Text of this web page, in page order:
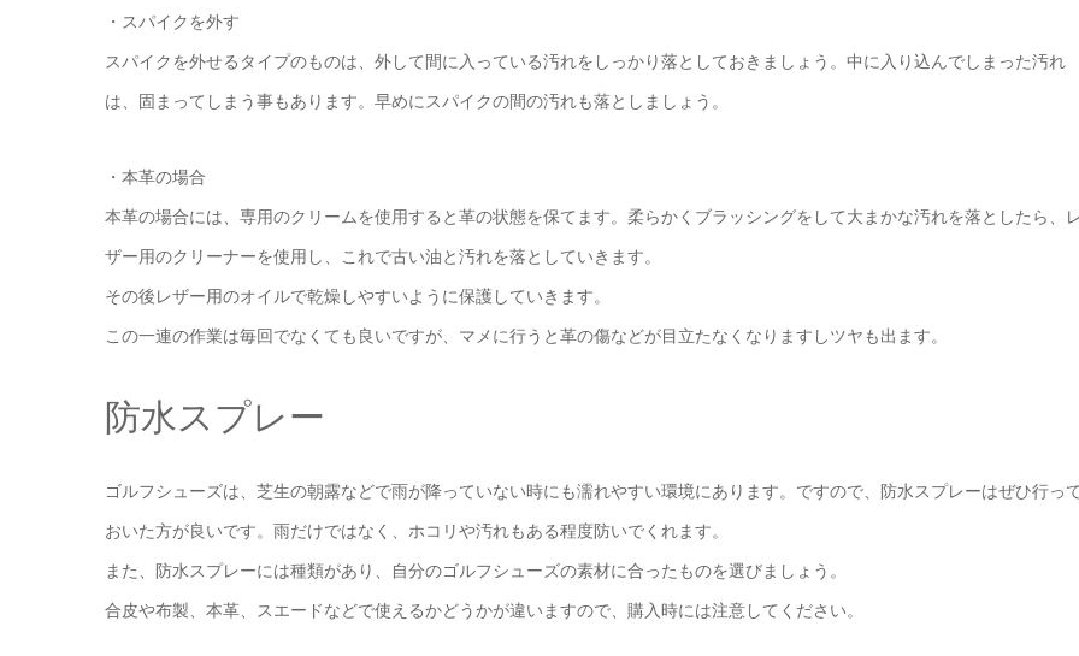
・スパイクを外す
スパイクを外せるタイプのものは、外して間に入っている汚れをしっかり落としておきましょう。中に入り込んでしまった汚れ
は、固まってしまう事もあります。早めにスパイクの間の汚れも落としましょう。
・本革の場合
本革の場合には、専用のクリームを使用すると革の状態を保てます。柔らかくブラッシングをして大まかな汚れを落としたら、レ
ザー用のクリーナーを使用し、これで古い油と汚れを落としていきます。
その後レザー用のオイルで乾燥しやすいように保護していきます。
この一連の作業は毎回でなくても良いですが、マメに行うと革の傷などが目立たなくなりますしツヤも出ます。
防水スプレー
ゴルフシューズは、芝生の朝露などで雨が降っていない時にも濡れやすい環境にあります。ですので、防水スプレーはぜひ行って
おいた方が良いです。雨だけではなく、ホコリや汚れもある程度防いでくれます。
また、防水スプレーには種類があり、自分のゴルフシューズの素材に合ったものを選びましょう。
合皮や布製、本革、スエードなどで使えるかどうかが違いますので、購入時には注意してください。